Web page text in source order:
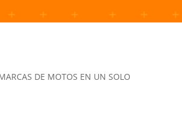
DE MOTOS EN UN SOLO